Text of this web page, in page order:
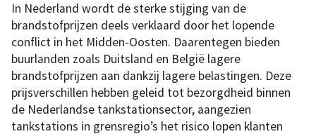
In Nederland wordt de sterke stijging van de
brandstofprijzen deels verklaard door het lopende
conflict in het Midden-Oosten. Daarentegen bieden
buurlanden zoals Duitsland en België lagere
brandstofprijzen aan dankzij lagere belastingen. Deze
prijsverschillen hebben geleid tot bezorgdheid binnen
de Nederlandse tankstationsector, aangezien
tankstations in grensregio’s het risico lopen klanten